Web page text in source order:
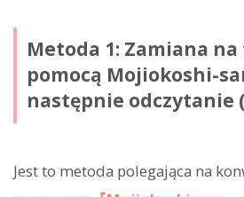
Metoda 1: Zamiana
pomocą Mojiokoshi-
następnie odczytanie
Jest to metoda polegająca na